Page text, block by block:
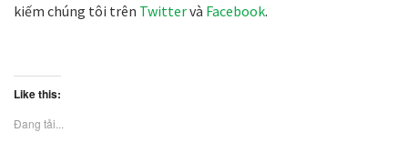
kiếm chúng tôi trên Twittervà Facebook.
Like this:
Đang tải...